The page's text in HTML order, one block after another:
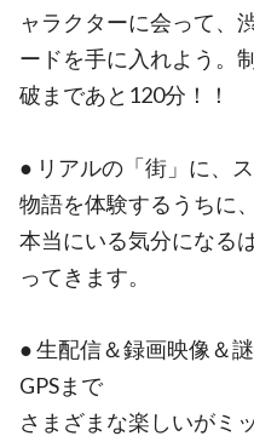
ャラクターに会って、
ードを手に入れよう。
破まであと120分！！
● リアルの「街」に、
物語を体験するうちに
本当にいる気分になる
ってきます。
● 生配信＆録画映像＆
GPSまで
さまざまな楽しいがミ